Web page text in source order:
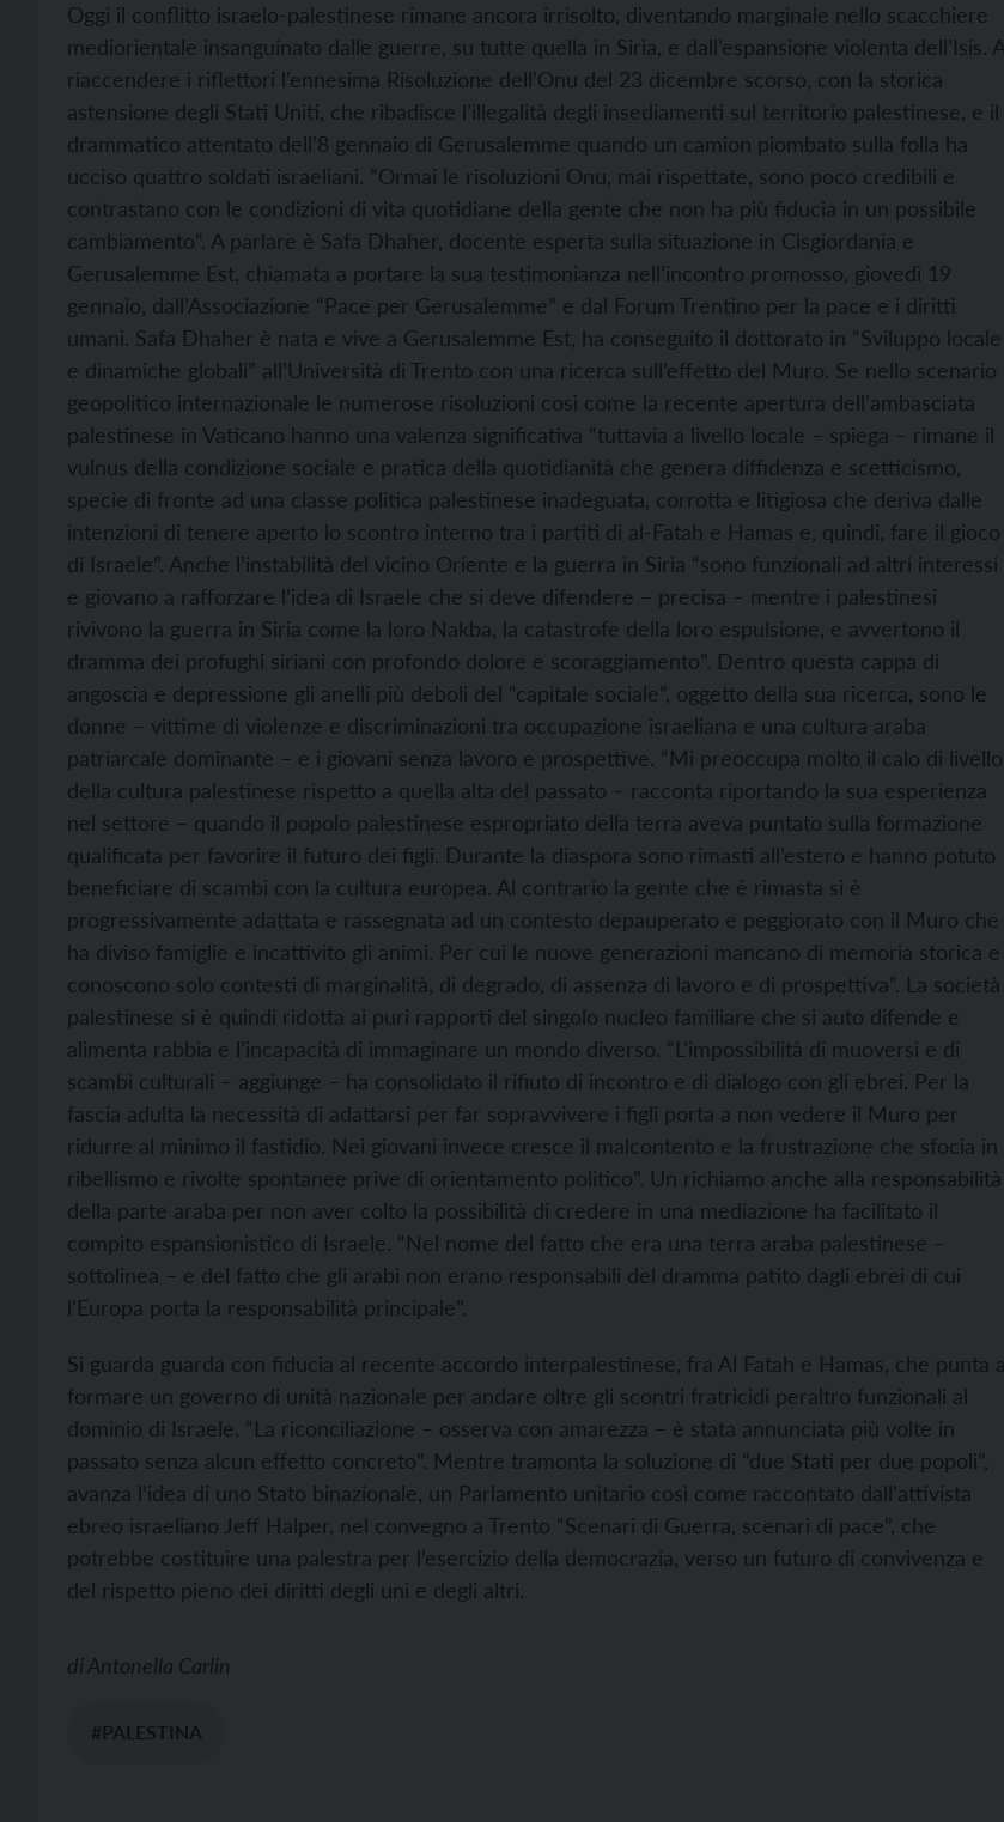
Oggi il conflitto israelo-palestinese rimane ancora irrisolto, diventando marginale nello scacchiere
mediorientale insanguinato dalle guerre, su tutte quella in Siria, e dall’espansione violenta dell’Isis. A
riaccendere i riflettori l’ennesima Risoluzione dell’Onu del 23 dicembre scorso, con la storica
astensione degli Stati Uniti, che ribadisce l’illegalità degli insediamenti sul territorio palestinese, e il
drammatico attentato dell’8 gennaio di Gerusalemme quando un camion piombato sulla folla ha
ucciso quattro soldati israeliani. “Ormai le risoluzioni Onu, mai rispettate, sono poco credibili e
contrastano con le condizioni di vita quotidiane della gente che non ha più fiducia in un possibile
cambiamento”. A parlare è Safa Dhaher, docente esperta sulla situazione in Cisgiordania e
Gerusalemme Est, chiamata a portare la sua testimonianza nell’incontro promosso, giovedì 19
gennaio, dall’Associazione “Pace per Gerusalemme” e dal Forum Trentino per la pace e i diritti
umani. Safa Dhaher è nata e vive a Gerusalemme Est, ha conseguito il dottorato in “Sviluppo locale
e dinamiche globali” all’Università di Trento con una ricerca sull’effetto del Muro. Se nello scenario
geopolitico internazionale le numerose risoluzioni così come la recente apertura dell’ambasciata
palestinese in Vaticano hanno una valenza significativa “tuttavia a livello locale – spiega – rimane il
vulnus della condizione sociale e pratica della quotidianità che genera diffidenza e scetticismo,
specie di fronte ad una classe politica palestinese inadeguata, corrotta e litigiosa che deriva dalle
intenzioni di tenere aperto lo scontro interno tra i partiti di al-Fatah e Hamas e, quindi, fare il gioco
di Israele”. Anche l’instabilità del vicino Oriente e la guerra in Siria “sono funzionali ad altri interessi
e giovano a rafforzare l’idea di Israele che si deve difendere – precisa – mentre i palestinesi
rivivono la guerra in Siria come la loro Nakba, la catastrofe della loro espulsione, e avvertono il
dramma dei profughi siriani con profondo dolore e scoraggiamento”. Dentro questa cappa di
angoscia e depressione gli anelli più deboli del “capitale sociale”, oggetto della sua ricerca, sono le
donne – vittime di violenze e discriminazioni tra occupazione israeliana e una cultura araba
patriarcale dominante – e i giovani senza lavoro e prospettive. “Mi preoccupa molto il calo di livello
della cultura palestinese rispetto a quella alta del passato – racconta riportando la sua esperienza
nel settore – quando il popolo palestinese espropriato della terra aveva puntato sulla formazione
qualificata per favorire il futuro dei figli. Durante la diaspora sono rimasti all’estero e hanno potuto
beneficiare di scambi con la cultura europea. Al contrario la gente che è rimasta si è
progressivamente adattata e rassegnata ad un contesto depauperato e peggiorato con il Muro che
ha diviso famiglie e incattivito gli animi. Per cui le nuove generazioni mancano di memoria storica e
conoscono solo contesti di marginalità, di degrado, di assenza di lavoro e di prospettiva”. La società
palestinese si è quindi ridotta ai puri rapporti del singolo nucleo familiare che si auto difende e
alimenta rabbia e l’incapacità di immaginare un mondo diverso. “L’impossibilità di muoversi e di
scambi culturali – aggiunge – ha consolidato il rifiuto di incontro e di dialogo con gli ebrei. Per la
fascia adulta la necessità di adattarsi per far sopravvivere i figli porta a non vedere il Muro per
ridurre al minimo il fastidio. Nei giovani invece cresce il malcontento e la frustrazione che sfocia in
ribellismo e rivolte spontanee prive di orientamento politico”. Un richiamo anche alla responsabilità
della parte araba per non aver colto la possibilità di credere in una mediazione ha facilitato il
compito espansionistico di Israele. “Nel nome del fatto che era una terra araba palestinese –
sottolinea – e del fatto che gli arabi non erano responsabili del dramma patito dagli ebrei di cui
l’Europa porta la responsabilità principale”.
Si guarda guarda con fiducia al recente accordo interpalestinese, fra Al Fatah e Hamas, che punta a
formare un governo di unità nazionale per andare oltre gli scontri fratricidi peraltro funzionali al
dominio di Israele. “La riconciliazione – osserva con amarezza – è stata annunciata più volte in
passato senza alcun effetto concreto”. Mentre tramonta la soluzione di “due Stati per due popoli”,
avanza l’idea di uno Stato binazionale, un Parlamento unitario così come raccontato dall’attivista
ebreo israeliano Jeff Halper, nel convegno a Trento “Scenari di Guerra, scenari di pace”, che
potrebbe costituire una palestra per l’esercizio della democrazia, verso un futuro di convivenza e
del rispetto pieno dei diritti degli uni e degli altri.
diAntonella Carlin
#PALESTINA